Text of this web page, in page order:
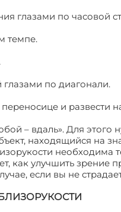
глазами по часовой
темпе.
по диагонали.
и развести
– вдаль». Для
находящийся на
как улучшить зрение
если вы не